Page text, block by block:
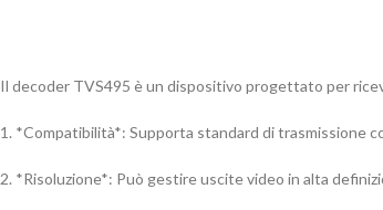
Il decoder TVS495 è un dispositivo progettato per
1. *Compatibilità*: Supporta standard di trasmissione
2. *Risoluzione*: Può gestire uscite video in alta